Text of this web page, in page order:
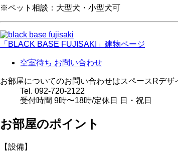
※ペット相談：大型犬・小型犬可
「BLACK BASE FUJISAKI」建物ページ
空室待ち お問い合わせ
お部屋についてのお問い合わせはスペースRデザ
Tel. 092-720-2122
受付時間 9時〜18時/定休日 日・祝日
お部屋のポイント
【設備】